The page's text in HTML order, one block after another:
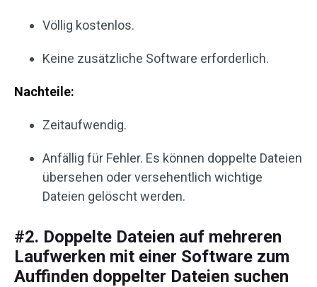
Völlig kostenlos.
Keine zusätzliche Software erforderlich.
Nachteile:
Zeitaufwendig.
Anfällig für Fehler. Es können doppelte Dateien
übersehen oder versehentlich wichtige
Dateien gelöscht werden.
#2. Doppelte Dateien auf mehreren
Laufwerken mit einer Software zum
Auffinden doppelter Dateien suchen